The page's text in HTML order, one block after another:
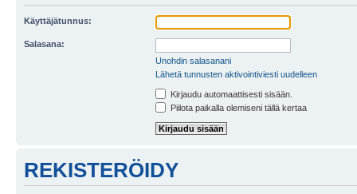
Käyttäjätunnus:
Salasana:
Unohdin salasanani
Lähetä tunnusten aktivointiviesti uudelleen
Kirjaudu automaattisesti sisään.
Piilota paikalla olemiseni tällä kertaa
REKISTERÖIDY